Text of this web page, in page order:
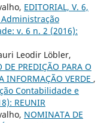
EDITORIAL, V. 6,
Administração
v. 6 n. 2 (2016):
Leodir Löbler,
PREDIÇÃO PARA O
INFORMAÇÃO VERDE ,
Contabilidade e
REUNIR
NOMINATA DE